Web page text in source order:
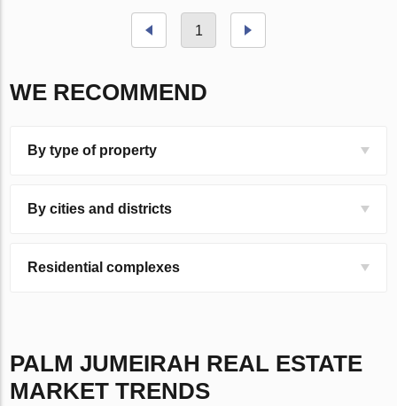
1
WE RECOMMEND
By type of property
By cities and districts
Residential complexes
PALM JUMEIRAH REAL ESTATE
MARKET TRENDS